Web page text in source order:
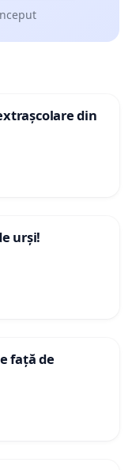
din
urși!
față de